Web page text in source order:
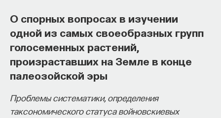
О спорных вопросах в изучении
одной из самых своеобразных групп
голосеменных растений,
произраставших на Земле в конце
палеозойской эры
Проблемы систематики, определения
таксономического статуса войновскиевых